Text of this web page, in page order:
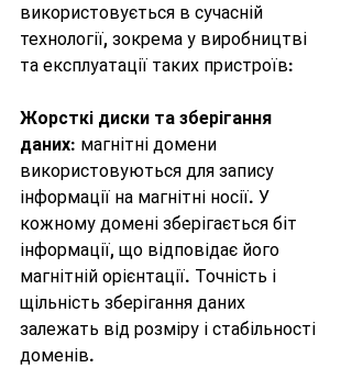
використовується в сучасній
технології, зокрема у виробництві
та експлуатації таких пристроїв:
Жорсткі диски та зберігання
даних: магнітні домени
використовуються для запису
інформації на магнітні носії. У
кожному домені зберігається біт
інформації, що відповідає його
магнітній орієнтації. Точність і
щільність зберігання даних
залежать від розміру і стабільності
доменів.